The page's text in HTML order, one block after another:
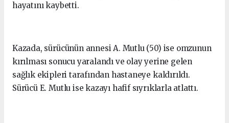
hayatını kaybetti.
Kazada, sürücünün annesi A. Mutlu (50) ise omzunun
kırılması sonucu yaralandı ve olay yerine gelen
sağlık ekipleri tarafından hastaneye kaldırıldı.
Sürücü E. Mutlu ise kazayı hafif sıyrıklarla atlattı.